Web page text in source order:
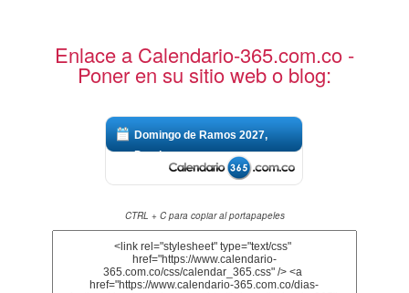
Enlace a Calendario-365.com.co -
Poner en su sitio web o blog:
Domingo de Ramos 2027,
Domin...
CTRL + C para copiar al portapapeles